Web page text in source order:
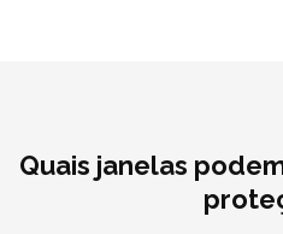
Quais janelas